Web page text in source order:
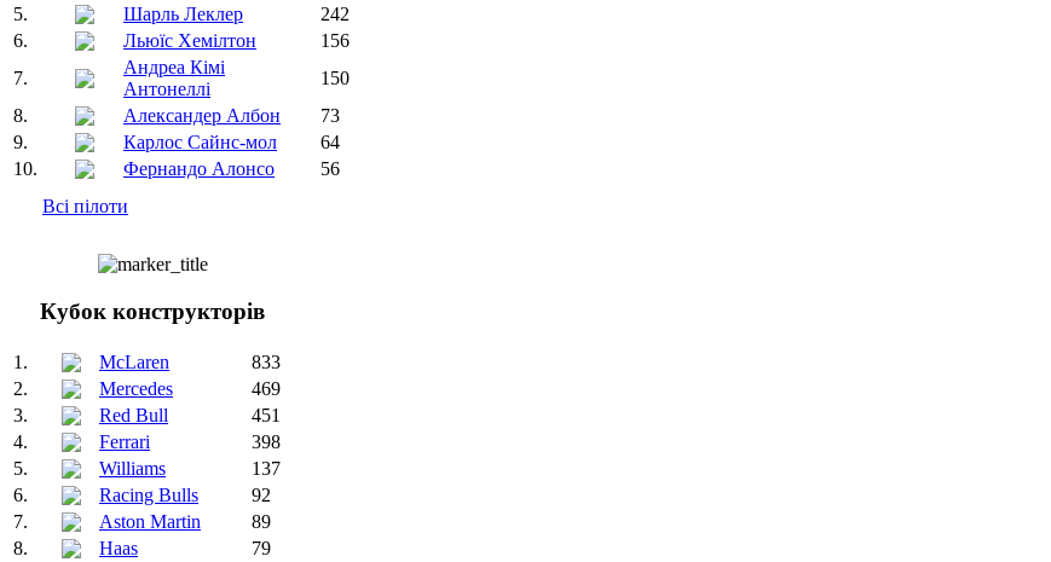
5.
Шарль Леклер
242
6.
Льюїс Хемілтон
156
7.
Андреа Кімі
Антонеллі
150
8.
Александер Албон
73
9.
Карлос Сайнс-мол
64
10.
Фернандо Алонсо
56
Всі пілоти
Кубок конструкторів
1. McLaren
833
2.
Mercedes
469
3.
Red Bull
451
4.
Ferrari
398
5.
Williams
137
6.
Racing Bulls
92
7.
Aston Martin
89
8.
Haas
79